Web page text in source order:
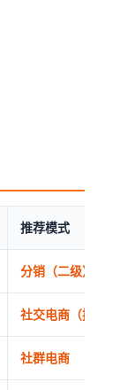
推荐模式
分销（二级）
社交电商（拼团/
社群电商